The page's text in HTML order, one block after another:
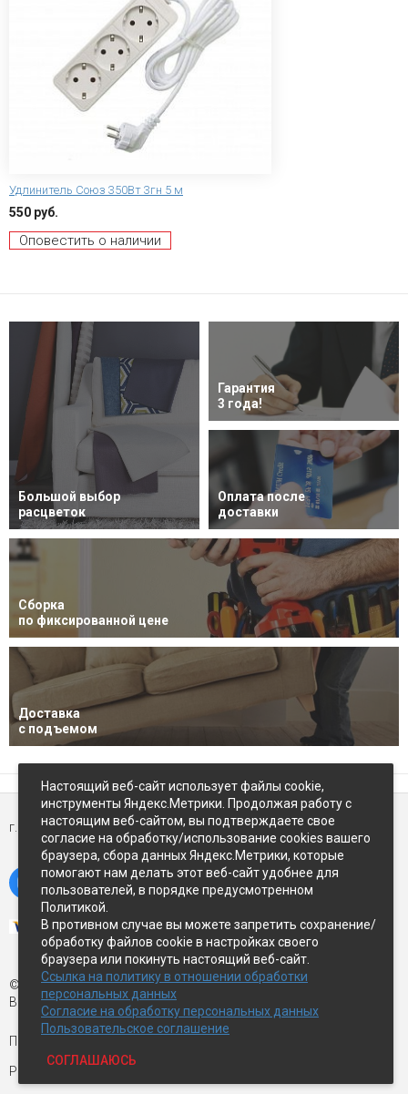
Удлинитель Союз 350Вт 3гн 5 м
550 руб.
Оповестить о наличии
Большой выбор
расцветок
Гарантия
3 года!
Оплата после
доставки
Сборка
по фиксированной цене
Доставка
с подъемом
г. Петропавловск-Камчатский,ул Восточное-шоссе, д.5
© Экспострой, 2026 г.
Все права защищены
Письмо директору:
Разработка сайта —
Настоящий веб-сайт использует файлы cookie,
инструменты Яндекс.Метрики. Продолжая работу с
настоящим веб-сайтом, вы подтверждаете свое
согласие на обработку/использование cookies вашего
браузера, сбора данных Яндекс.Метрики, которые
помогают нам делать этот веб-сайт удобнее для
пользователей, в порядке предусмотренном
Политикой.
В противном случае вы можете запретить сохранение/
обработку файлов cookie в настройках своего
браузера или покинуть настоящий веб-сайт.
Ссылка на политику в отношении обработки
персональных данных
Согласие на обработку персональных данных
Пользовательское соглашение
СОГЛАШАЮСЬ